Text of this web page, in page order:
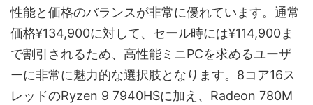
性能と価格のバランスが非常に優れています。通常
価格¥134,900に対して、セール時には¥114,900ま
で割引されるため、高性能ミニPCを求めるユーザ
ーに非常に魅力的な選択肢となります。8コア16ス
レッドのRyzen 9 7940HSに加え、Radeon 780M